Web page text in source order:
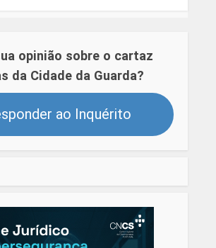
opinião sobre o cartaz
da Cidade da Guarda?
ao Inquérito